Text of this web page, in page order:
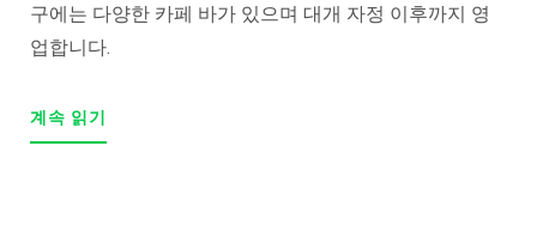
구에는 다양한 카페 바가 있으며 대개 자정 이후까지 영
업합니다.
계속 읽기